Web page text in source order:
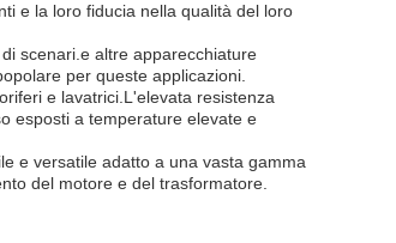
e la loro fiducia nella qualità del loro
scenari.e altre apparecchiature
per queste applicazioni.
e lavatrici.L'elevata resistenza
esposti a temperature elevate e
e versatile adatto a una vasta gamma
del motore e del trasformatore.